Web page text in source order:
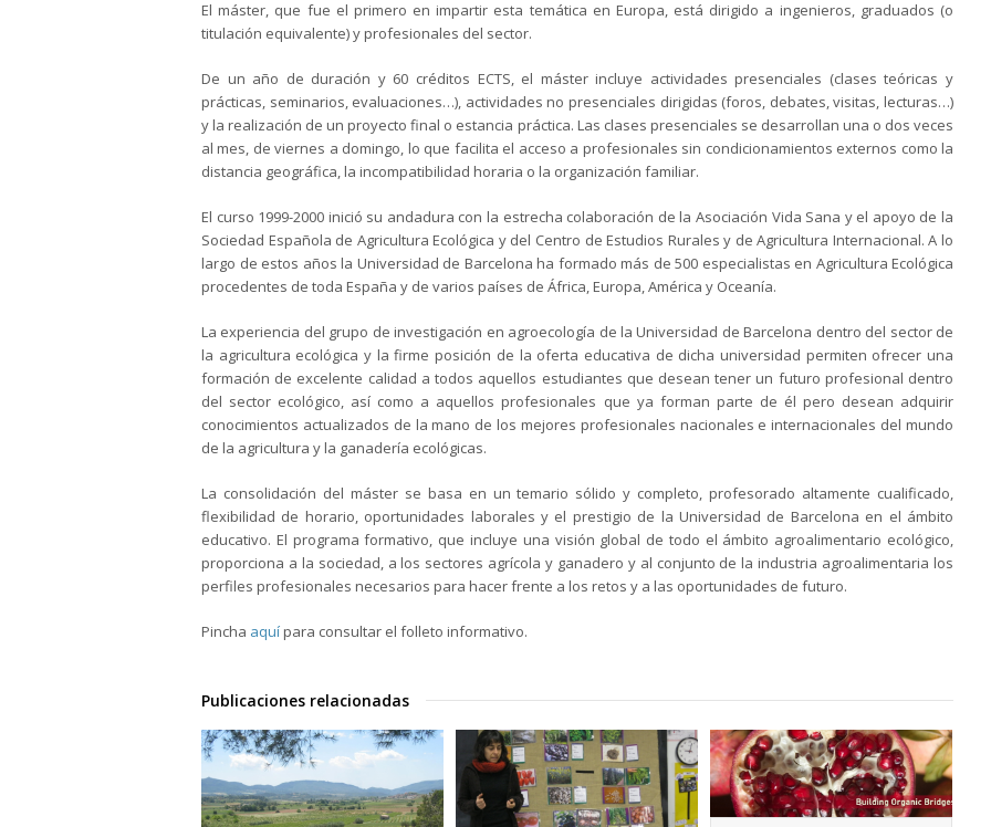
El máster, que fue el primero en impartir esta temática en Europa, está dirigido a ingenieros, graduados (o
titulación equivalente) y profesionales del sector.
De un año de duración y 60 créditos ECTS, el máster incluye actividades presenciales (clases teóricas y
prácticas, seminarios, evaluaciones…), actividades no presenciales dirigidas (foros, debates, visitas, lecturas…)
y la realización de un proyecto final o estancia práctica. Las clases presenciales se desarrollan una o dos veces
al mes, de viernes a domingo, lo que facilita el acceso a profesionales sin condicionamientos externos como la
distancia geográfica, la incompatibilidad horaria o la organización familiar.
El curso 1999-2000 inició su andadura con la estrecha colaboración de la Asociación Vida Sana y el apoyo de la
Sociedad Española de Agricultura Ecológica y del Centro de Estudios Rurales y de Agricultura Internacional. A lo
largo de estos años la Universidad de Barcelona ha formado más de 500 especialistas en Agricultura Ecológica
procedentes de toda España y de varios países de África, Europa, América y Oceanía.
La experiencia del grupo de investigación en agroecología de la Universidad de Barcelona dentro del sector de
la agricultura ecológica y la firme posición de la oferta educativa de dicha universidad permiten ofrecer una
formación de excelente calidad a todos aquellos estudiantes que desean tener un futuro profesional dentro
del sector ecológico, así como a aquellos profesionales que ya forman parte de él pero desean adquirir
conocimientos actualizados de la mano de los mejores profesionales nacionales e internacionales del mundo
de la agricultura y la ganadería ecológicas.
La consolidación del máster se basa en un temario sólido y completo, profesorado altamente cualificado,
flexibilidad de horario, oportunidades laborales y el prestigio de la Universidad de Barcelona en el ámbito
educativo. El programa formativo, que incluye una visión global de todo el ámbito agroalimentario ecológico,
proporciona a la sociedad, a los sectores agrícola y ganadero y al conjunto de la industria agroalimentaria los
perfiles profesionales necesarios para hacer frente a los retos y a las oportunidades de futuro.
Pincha aquípara consultar el folleto informativo.
Publicaciones relacionadas